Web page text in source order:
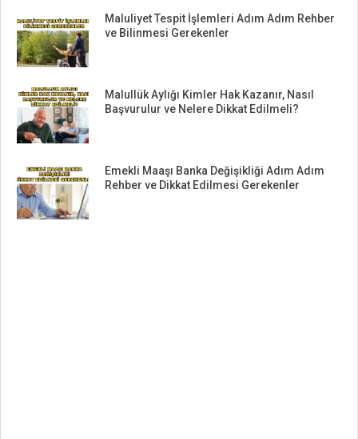
Maluliyet Tespit İşlemleri Adım Adım Rehber
ve Bilinmesi Gerekenler
Malullük Aylığı Kimler Hak Kazanır, Nasıl
Başvurulur ve Nelere Dikkat Edilmeli?
Emekli Maaşı Banka Değişikliği Adım Adım
Rehber ve Dikkat Edilmesi Gerekenler